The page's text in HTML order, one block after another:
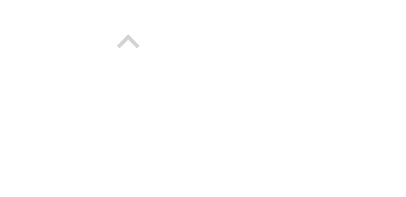
Epi's